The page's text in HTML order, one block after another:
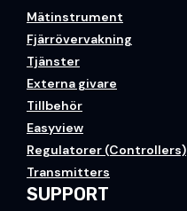
Mätinstrument
Fjärrövervakning
Tjänster
Externa givare
Tillbehör
Easyview
Regulatorer (Controllers)
Transmitters
SUPPORT